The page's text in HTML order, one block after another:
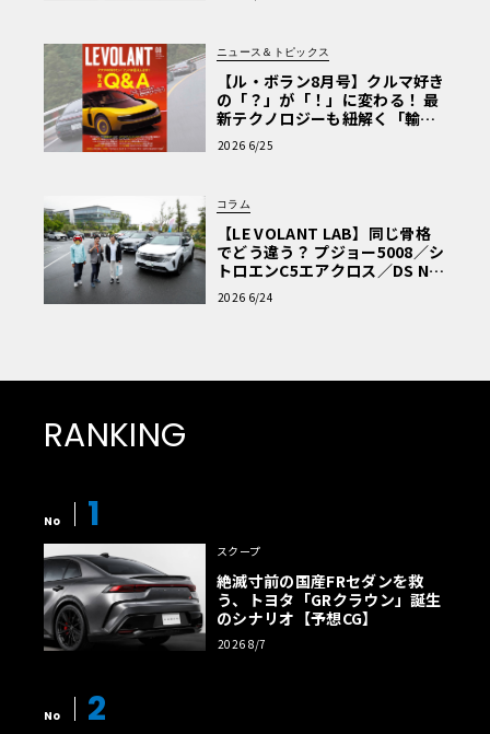
ニュース＆トピックス
【ル・ボラン8月号】クルマ好き
の「？」が「！」に変わる！ 最
新テクノロジーも紐解く「輸入
車Q&A」
2026 6/25
コラム
【LE VOLANT LAB】同じ骨格
でどう違う？ プジョー5008／シ
トロエンC5エアクロス／DS Nº4
読者一気乗りレポート
2026 6/24
RANKING
No 1
スクープ
絶滅寸前の国産FRセダンを救
う、トヨタ「GRクラウン」誕生
のシナリオ【予想CG】
2026 8/7
No 2